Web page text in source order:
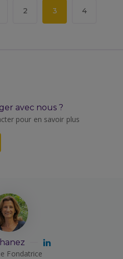
2 3 4
avec nous ?
pour en savoir plus
Fondatrice